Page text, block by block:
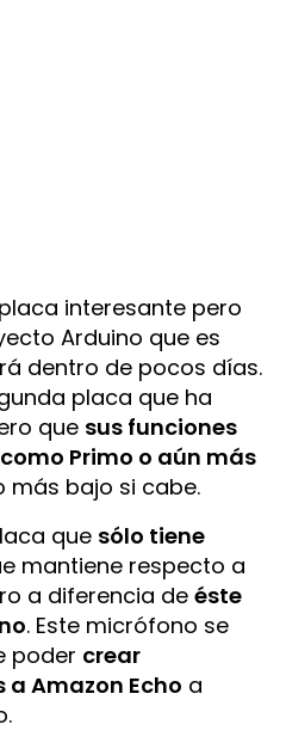
interesante pero
Arduino que es
dentro de pocos días.
placa que ha
que sus funciones
Primo o aún más
más bajo si cabe.
que sólo tiene
mantiene respecto a
a diferencia deéste
. Este micrófono se
poder crear
Amazon Echo a